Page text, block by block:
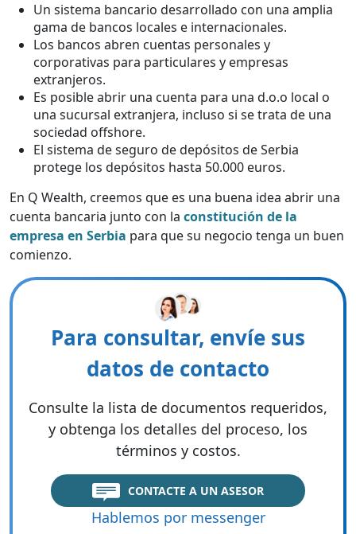
Un sistema bancario desarrollado con una amplia
gama de bancos locales e internacionales.
Los bancos abren cuentas personales y
corporativas para particulares y empresas
extranjeros.
Es posible abrir una cuenta para una d.o.o local o
una sucursal extranjera, incluso si se trata de una
sociedad offshore.
El sistema de seguro de depósitos de Serbia
protege los depósitos hasta 50.000 euros.
En Q Wealth, creemos que es una buena idea abrir una
cuenta bancaria junto con la constitución de la
empresa en Serbia para que su negocio tenga un buen
comienzo.
Para consultar, envíe sus
datos de contacto
Consulte la lista de documentos requeridos,
y obtenga los detalles del proceso, los
términos y costos.
CONTACTE A UN ASESOR
Hablemos por messenger